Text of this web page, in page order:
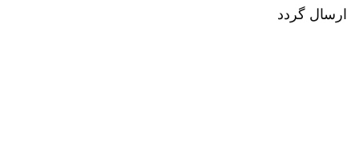
ارسال گردد